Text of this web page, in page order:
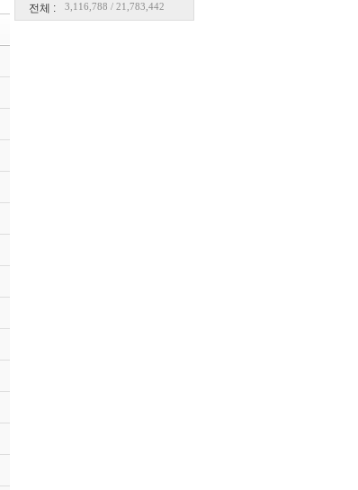
전체 : 3,116,788 / 21,783,442